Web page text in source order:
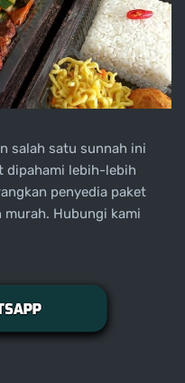
salah satu sunnah ini
dipahami lebih-lebih
penyedia paket
murah. Hubungi kami